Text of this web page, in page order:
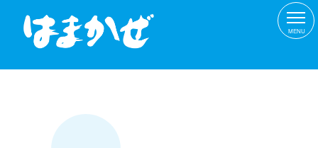
MENU